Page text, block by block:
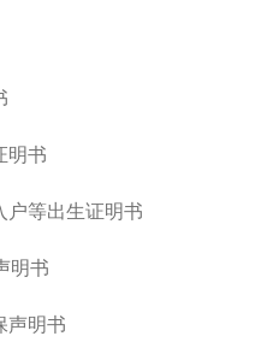
明书
户等出生证明书
明书
声明书